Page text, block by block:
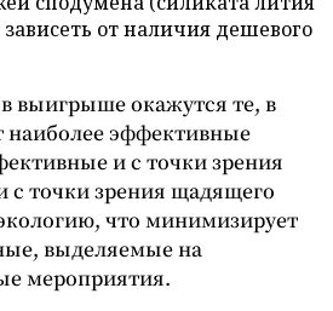
от наличия дешевого
выигрыше окажутся те, в
наиболее эффективные
и с точки зрения
с точки зрения щадящего
что минимизирует
выделяемые на
мероприятия.